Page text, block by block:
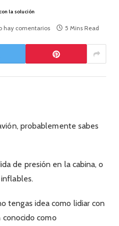
la solución
hay comentarios 5 Mins Read
probablemente sabes
de presión en la cabina, o
tengas idea como lidiar con
conocido como